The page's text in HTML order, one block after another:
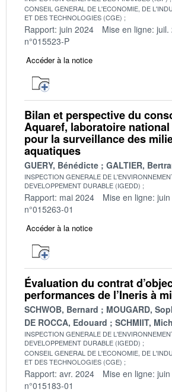
CONSEIL GENERAL DE L'ECONOMIE, DE
ET DES TECHNOLOGIES (CGE)
Rapport: juin 2024 Mise en ligne: juil.
n°015523-P
Accéder à la notice
Bilan et perspective du
Aquaref, laboratoire
pour la surveillance des
aquatiques
GUERY, Bénédicte GALTIER,
INSPECTION GENERALE DE
DEVELOPPEMENT DURABLE (IGEDD)
Rapport: mai 2024 Mise en ligne:
n°015263-01
Accéder à la notice
Évaluation du contrat
performances de l’Ineris à
SCHWOB, Bernard
MOUGARD,
DE ROCCA, Edouard
SCHMIIT,
INSPECTION GENERALE DE
DEVELOPPEMENT DURABLE (IGEDD)
CONSEIL GENERAL DE L'ECONOMIE, DE
ET DES TECHNOLOGIES (CGE)
Rapport: avr. 2024 Mise en ligne:
n°015183-01